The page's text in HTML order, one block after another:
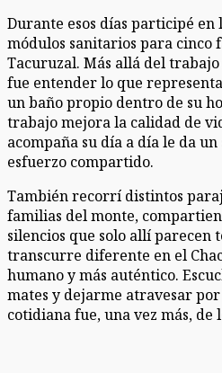
Durante esos días participé en
módulos sanitarios para cinco
Tacuruzal. Más allá del
fue entender lo que
un baño propio dentro de su
trabajo mejora la calidad de
acompaña su día a día le da
esfuerzo compartido.
También recorrí distintos
familias del monte,
silencios que solo allí parecen
transcurre diferente en el
humano y más auténtico.
mates y dejarme atravesar
cotidiana fue, una vez más, de